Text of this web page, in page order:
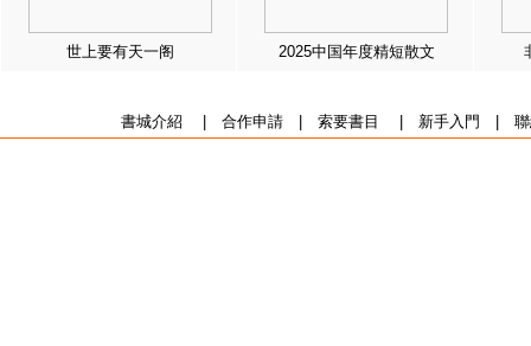
世上要有天一阁 2025中国年度精短散文
書城介紹 合作申請| 索要書目 新手入門